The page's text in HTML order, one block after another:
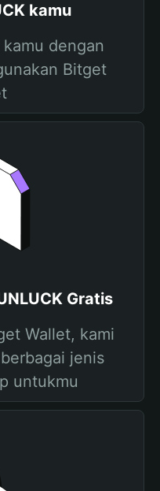
kamu
dengan
Bitget
Gratis
Wallet, kami
jenis
untukmu